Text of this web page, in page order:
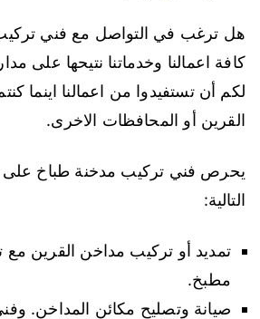
هل ترغب في التواصل مع فني
كافة اعمالنا وخدماتنا نتيحها على
لكم أن تستفيدوا من اعمالنا اينما
القرين أو المحافظات الاخرى.
يحرص فني تركيب مدخنة طباخ على
التالية:
تمديد أو تركيب مداخن القرين
مطبخ.
صيانة وتصليح مكائن المداخن.